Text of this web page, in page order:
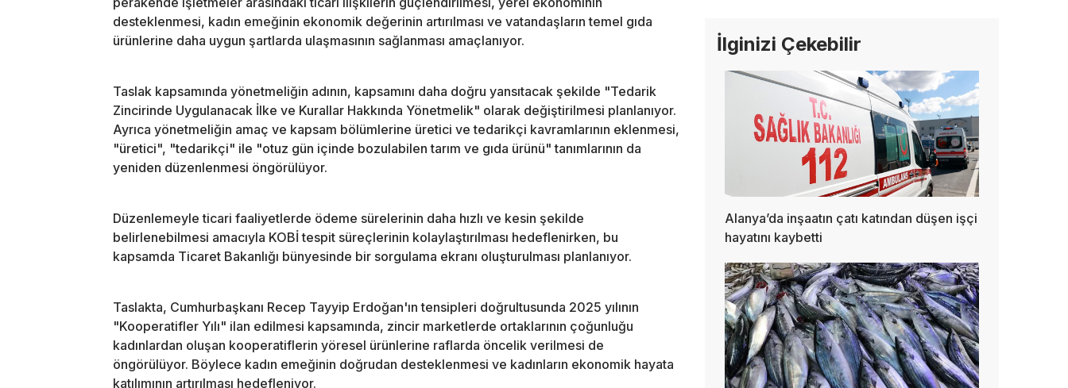
desteklenmesi, kadın emeğinin ekonomik değerinin artırılması ve vatandaşların temel gıda
ürünlerine daha uygun şartlarda ulaşmasının sağlanması amaçlanıyor.
Taslak kapsamında yönetmeliğin adının, kapsamını daha doğru yansıtacak şekilde "Tedarik
Zincirinde Uygulanacak İlke ve Kurallar Hakkında Yönetmelik" olarak değiştirilmesi planlanıyor.
Ayrıca yönetmeliğin amaç ve kapsam bölümlerine üretici ve tedarikçi kavramlarının eklenmesi,
"üretici", "tedarikçi" ile "otuz gün içinde bozulabilen tarım ve gıda ürünü" tanımlarının da
yeniden düzenlenmesi öngörülüyor.
Düzenlemeyle ticari faaliyetlerde ödeme sürelerinin daha hızlı ve kesin şekilde
belirlenebilmesi amacıyla KOBİ tespit süreçlerinin kolaylaştırılması hedeflenirken, bu
kapsamda Ticaret Bakanlığı bünyesinde bir sorgulama ekranı oluşturulması planlanıyor.
Taslakta, Cumhurbaşkanı Recep Tayyip Erdoğan'ın tensipleri doğrultusunda 2025 yılının
"Kooperatifler Yılı" ilan edilmesi kapsamında, zincir marketlerde ortaklarının çoğunluğu
kadınlardan oluşan kooperatiflerin yöresel ürünlerine raflarda öncelik verilmesi de
öngörülüyor. Böylece kadın emeğinin doğrudan desteklenmesi ve kadınların ekonomik hayata
katılımının artırılması hedefleniyor.
İlginizi Çekebilir
Alanya’da inşaatın çatı katından düşen işçi
hayatını kaybetti